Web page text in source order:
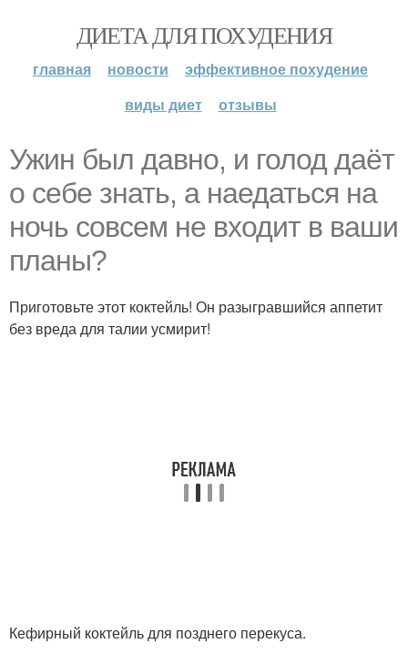
ДИЕТА ДЛЯ ПОХУДЕНИЯ
главная новости
эффективное похудение
виды диет
отзывы
Ужин был давно, и голод даёт
о себе знать, а наедаться на
ночь совсем не входит в ваши
планы?
Приготовьте этот коктейль! Он разыгравшийся аппетит
без вреда для талии усмирит!
Кефирный коктейль для позднего перекуса.